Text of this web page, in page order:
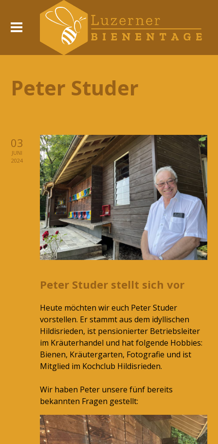
Peter Studer
03
JUNI
2024
Peter Studer stellt sich vor
Heute möchten wir euch Peter Studer
vorstellen. Er stammt aus dem idyllischen
Hildisrieden, ist pensionierter Betriebsleiter
im Kräuterhandel und hat folgende Hobbies:
Bienen, Kräutergarten, Fotografie und ist
Mitglied im Kochclub Hildisrieden.
Wir haben Peter unsere fünf bereits
bekannten Fragen gestellt: